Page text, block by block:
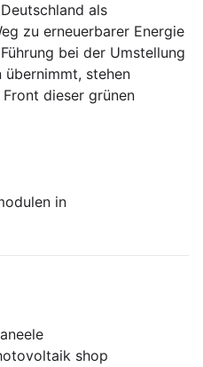
als
zu erneuerbarer Energie
bei der Umstellung
übernimmt, stehen
dieser grünen
in
shop